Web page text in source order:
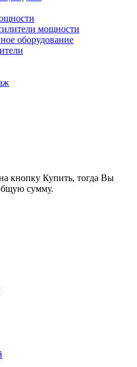
мощности
оборудование
кнопку Купить, тогда Вы
сумму.